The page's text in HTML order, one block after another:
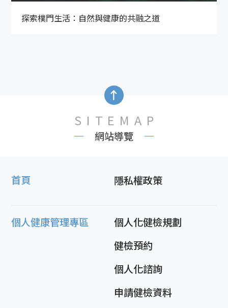
探索樸門生活：自然與健康的共融之道
SITEMAP
網站導覽
首頁 隱私權政策
個人健康管理專區
個人化健檢規劃
健檢預約
個人化諮詢
申請健檢資料